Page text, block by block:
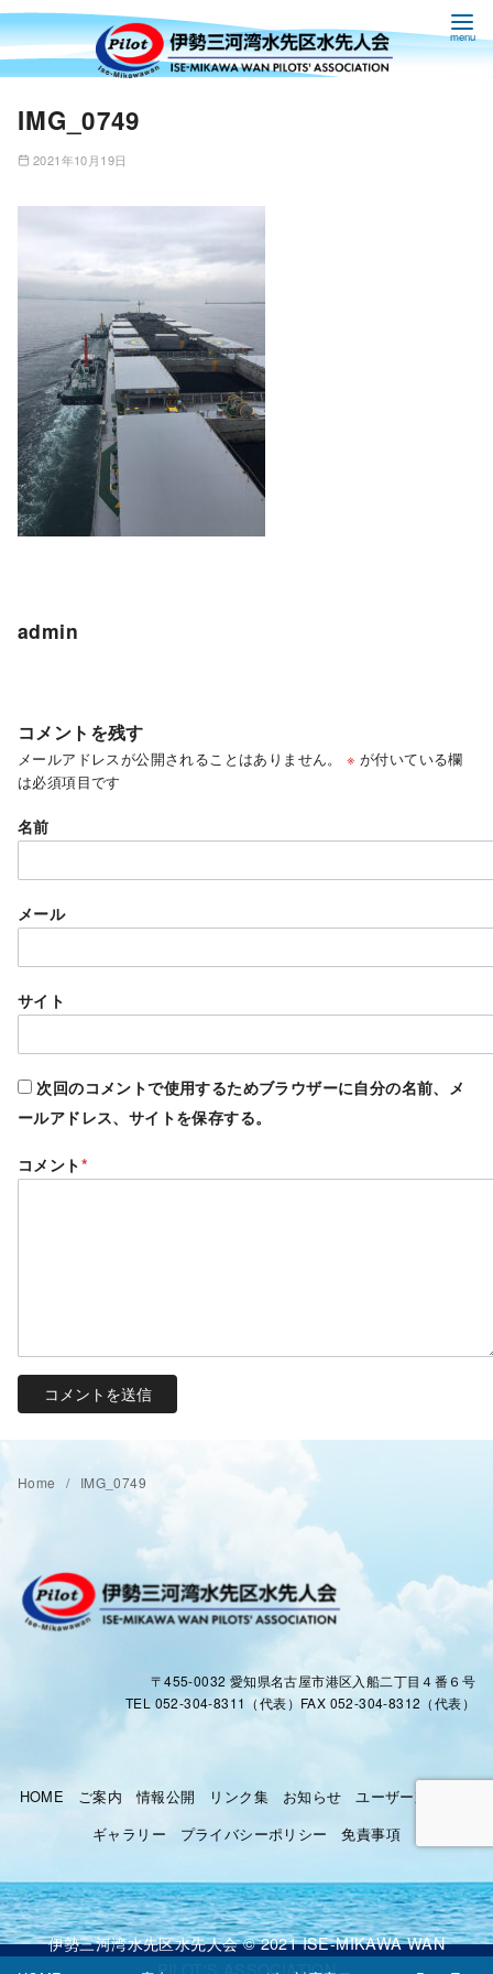
IMG_0749
2021年10月19日
admin
コメントを残す
メールアドレスが公開されることはありません。 ※ が付いている欄
は必須項目です
名前
メール
サイト
次回のコメントで使用するためブラウザーに自分の名前、メ
ールアドレス、サイトを保存する。
コメント*
Home IMG_0749
〒455-0032 愛知県名古屋市港区入船二丁目４番６号
TEL 052-304-8311（代表）FAX 052-304-8312（代表）
HOME ご案内 情報公開 リンク集 お知らせ
ユーザー対応窓口
ギャラリー
プライバシーポリシー 免責事項
伊勢三河湾水先区水先人会 © 2021 ISE-MIKAWA WAN
PILOT'S ASSOCIATION